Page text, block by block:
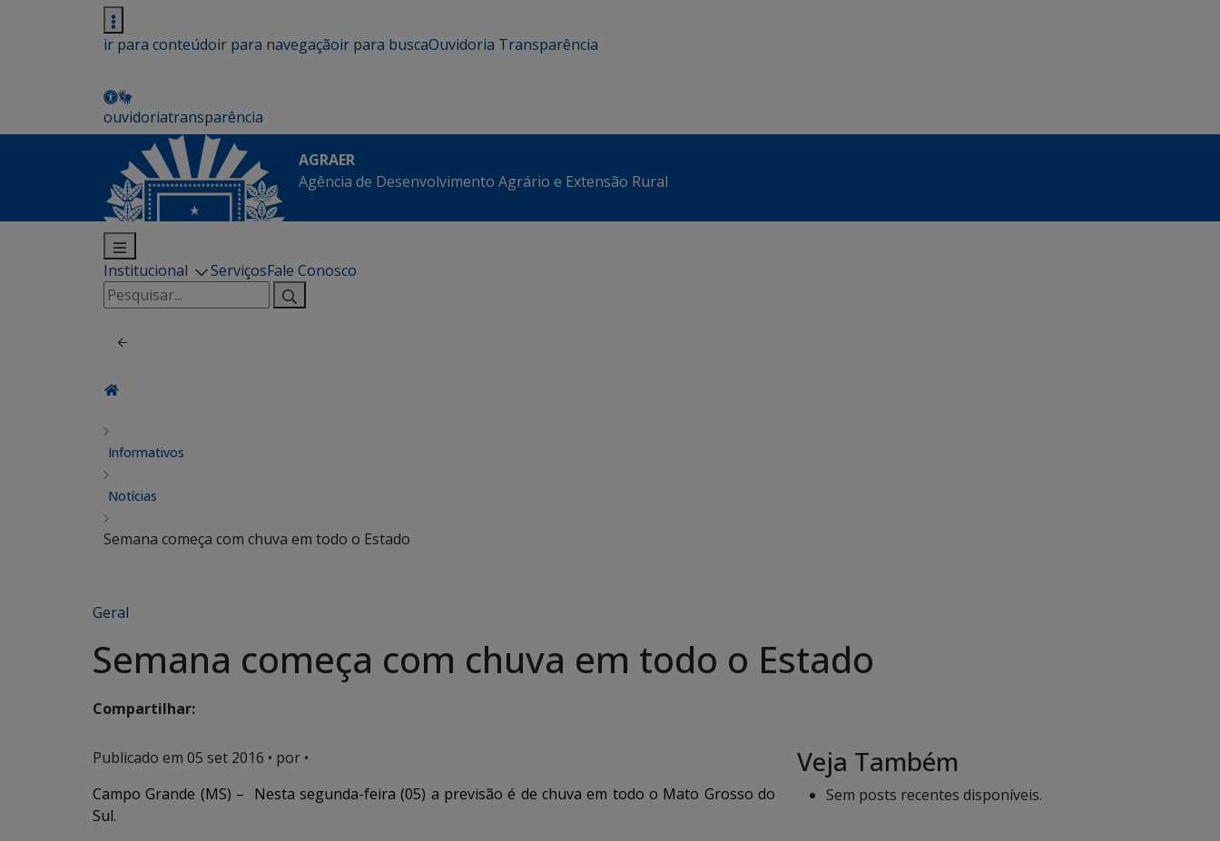
ir para conteúdoir para navegaçãoir para buscaOuvidoria Transparência
ouvidoriatransparência
AGRAER
Agência de Desenvolvimento Agrário e Extensão Rural
Institucional ServiçosFale Conosco
Pesquisar
por:
Informativos
Notícias
Semana começa com chuva em todo o Estado
Geral
Semana começa com chuva em todo o Estado
Compartilhar:
Publicado em 05 set 2016 • por •
Campo Grande (MS) – Nesta segunda-feira (05) a previsão é de chuva em todo o Mato Grosso do
Sul.
Veja Também
Sem posts recentes disponíveis.